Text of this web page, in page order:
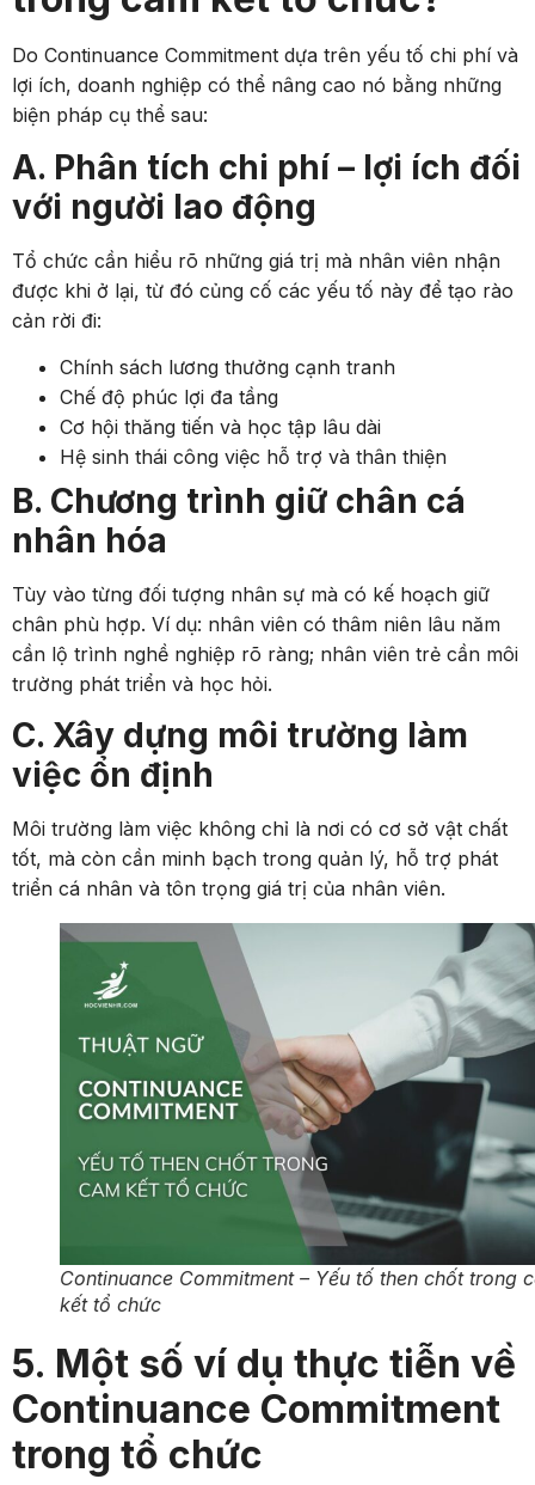
Do Continuance Commitment dựa trên yếu tố chi phí và
lợi ích, doanh nghiệp có thể nâng cao nó bằng những
biện pháp cụ thể sau:
A. Phân tích chi phí – lợi ích đối
với người lao động
Tổ chức cần hiểu rõ những giá trị mà nhân viên nhận
được khi ở lại, từ đó củng cố các yếu tố này để tạo rào
cản rời đi:
Chính sách lương thưởng cạnh tranh
Chế độ phúc lợi đa tầng
Cơ hội thăng tiến và học tập lâu dài
Hệ sinh thái công việc hỗ trợ và thân thiện
B. Chương trình giữ chân cá
nhân hóa
Tùy vào từng đối tượng nhân sự mà có kế hoạch giữ
chân phù hợp. Ví dụ: nhân viên có thâm niên lâu năm
cần lộ trình nghề nghiệp rõ ràng; nhân viên trẻ cần môi
trường phát triển và học hỏi.
C. Xây dựng môi trường làm
việc ổn định
Môi trường làm việc không chỉ là nơi có cơ sở vật chất
tốt, mà còn cần minh bạch trong quản lý, hỗ trợ phát
triển cá nhân và tôn trọng giá trị của nhân viên.
Continuance Commitment – Yếu tố then chốt trong
kết tổ chức
5. Một số ví dụ thực tiễn về
Continuance Commitment
trong tổ chức